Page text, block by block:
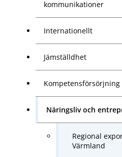
kommunikationer
Internationellt
Jämställdhet
Kompetensförsörjning
Näringsliv och
Regional
Värmland